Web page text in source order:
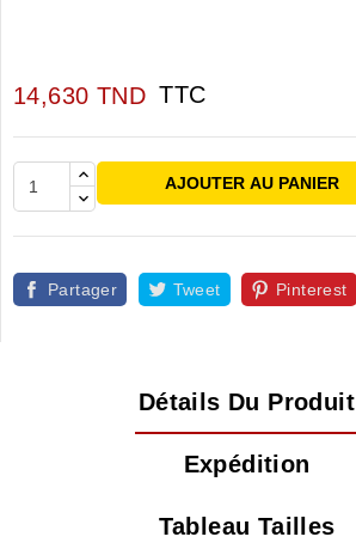
14,630 TND TTC
AJOUTER AU PANIER
Partager Tweet Pinterest
Détails Du Produit
Expédition
Tableau Tailles